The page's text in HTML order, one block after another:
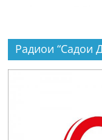
Радиои “Садои